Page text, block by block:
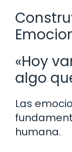
«Hoy
algo
Las
humana.